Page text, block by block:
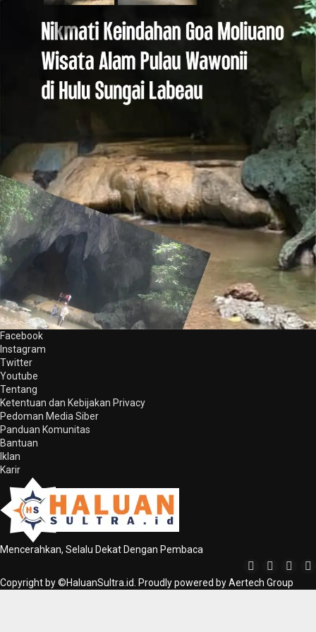
Facebook
Instagram
Twitter
Youtube
Tentang
Ketentuan dan Kebijakan Privacy
Pedoman Media Siber
Panduan Komunitas
Bantuan
Iklan
Karir
Mencerahkan, Selalu Dekat Dengan Pembaca
Copyright by ©HaluanSultra.id. Proudly powered by Aertech Group